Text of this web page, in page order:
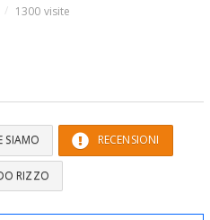
1300 visite
SIAMO RECENSIONI
RIZZO